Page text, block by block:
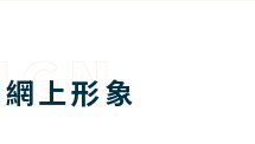
上形象